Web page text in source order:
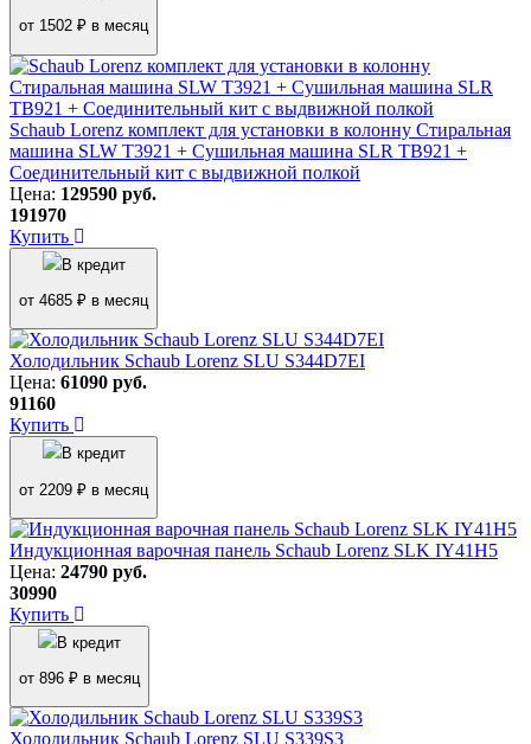
от 1502 ₽ в месяц
Schaub Lorenz комплект для установки в колонну Cтиральная
машина SLW T3921 + Cушильная машина SLR TB921 +
Cоединительный кит c выдвижной полкой
Цена: 129590 руб.
191970
Купить
В кредит
от 4685 ₽ в месяц
Холодильник Schaub Lorenz SLU S344D7EI
Цена: 61090 руб.
91160
Купить
В кредит
от 2209 ₽ в месяц
Индукционная варочная панель Schaub Lorenz SLK IY41H5
Цена: 24790 руб.
30990
Купить
В кредит
от 896 ₽ в месяц
Холодильник Schaub Lorenz SLU S339S3